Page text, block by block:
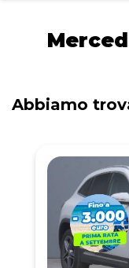
Abbiamo